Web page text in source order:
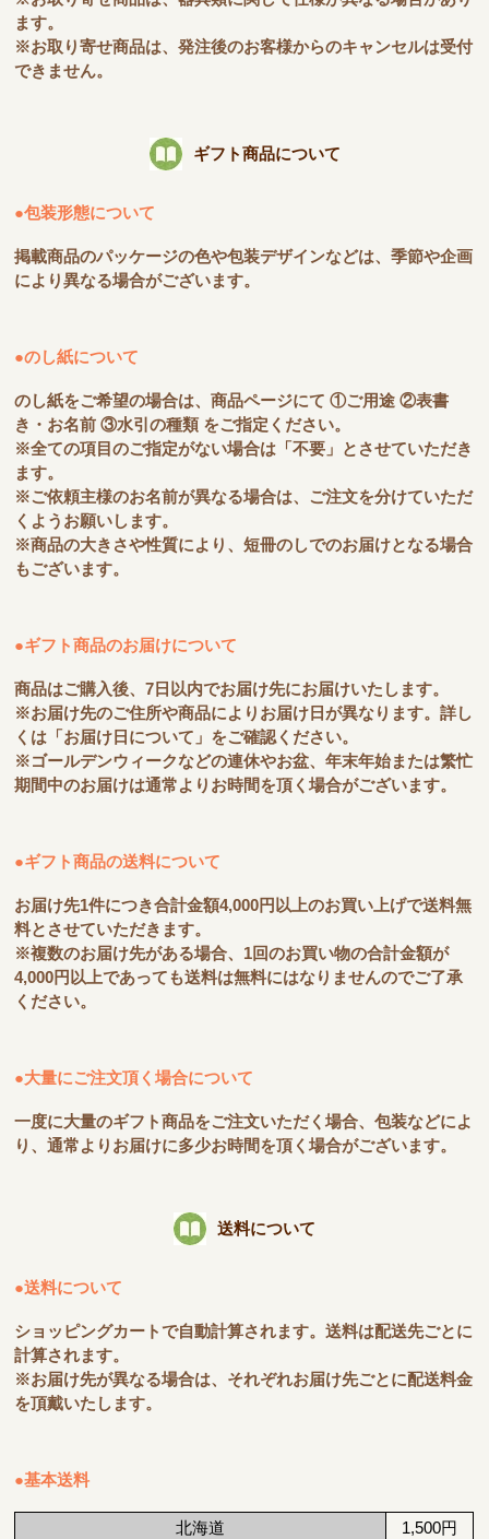
ます。
※お取り寄せ商品は、発注後のお客様からのキャンセルは受付
できません。
ギフト商品について
●包装形態について
掲載商品のパッケージの色や包装デザインなどは、季節や企画
により異なる場合がございます。
●のし紙について
のし紙をご希望の場合は、商品ページにて ①ご用途 ②表書
き・お名前 ③水引の種類 をご指定ください。
※全ての項目のご指定がない場合は「不要」とさせていただき
ます。
※ご依頼主様のお名前が異なる場合は、ご注文を分けていただ
くようお願いします。
※商品の大きさや性質により、短冊のしでのお届けとなる場合
もございます。
●ギフト商品のお届けについて
商品はご購入後、7日以内でお届け先にお届けいたします。
※お届け先のご住所や商品によりお届け日が異なります。詳し
くは「お届け日について」をご確認ください。
※ゴールデンウィークなどの連休やお盆、年末年始または繁忙
期間中のお届けは通常よりお時間を頂く場合がございます。
●ギフト商品の送料について
お届け先1件につき合計金額4,000円以上のお買い上げで送料無
料とさせていただきます。
※複数のお届け先がある場合、1回のお買い物の合計金額が
4,000円以上であっても送料は無料にはなりませんのでご了承
ください。
●大量にご注文頂く場合について
一度に大量のギフト商品をご注文いただく場合、包装などによ
り、通常よりお届けに多少お時間を頂く場合がございます。
送料について
●送料について
ショッピングカートで自動計算されます。送料は配送先ごとに
計算されます。
※お届け先が異なる場合は、それぞれお届け先ごとに配送料金
を頂戴いたします。
●基本送料
北海道
1,500円